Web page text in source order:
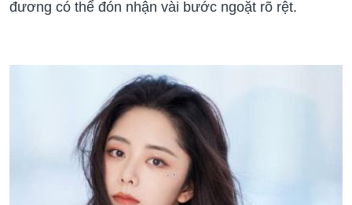
đương có thể đón nhận vài bước ngoặt rõ rệt.